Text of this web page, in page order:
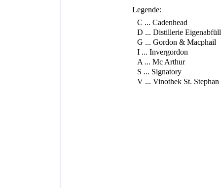
Legende:
C ... Cadenhead
D ... Distillerie
G ... Gordon & Macphail
I ... Invergordon
A ... Mc Arthur
S ... Signatory
V ... Vinothek St. Stephan